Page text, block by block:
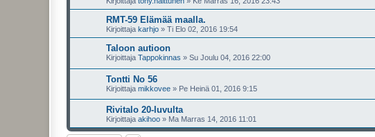
RMT-59 Elämää maalla.
Kirjoittaja karhjo » Ti Elo 02, 2016 19:54
Taloon autioon
Kirjoittaja Tappokinnas » Su Joulu 04, 2016 22:00
Tontti No 56
Kirjoittaja mikkovee » Pe Heinä 01, 2016 9:15
Rivitalo 20-luvulta
Kirjoittaja akihoo » Ma Marras 14, 2016 11:01